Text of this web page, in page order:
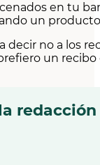
en tu
un
decir no a los
un